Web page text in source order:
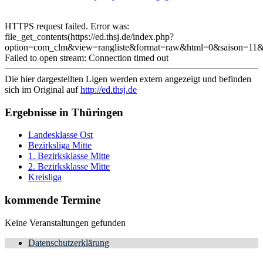
HTTPS request failed. Error was:
file_get_contents(https://ed.thsj.de/index.php?
Failed to open stream: Connection timed out
Die hier dargestellten Ligen werden extern angezeigt und befinden
sich im Original aufhttp://ed.thsj.de
Ergebnisse in Thüringen
Landesklasse Ost
Bezirksliga Mitte
1. Bezirksklasse Mitte
2. Bezirksklasse Mitte
Kreisliga
kommende Termine
Keine Veranstaltungen gefunden
Datenschutzerklärung